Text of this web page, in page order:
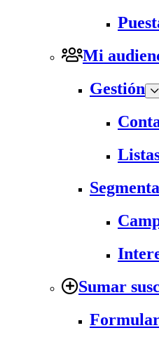
Mi
Gestión
Sumar